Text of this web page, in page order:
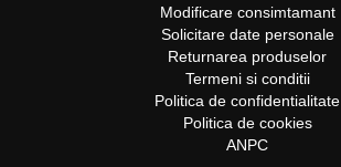
Modificare consimtamant
Solicitare date personale
Returnarea produselor
Termeni si conditii
Politica de confidentialitate
Politica de cookies
ANPC